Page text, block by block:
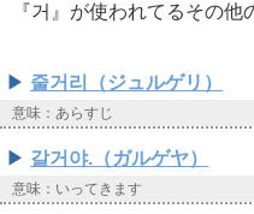
『거』が使われてるその他
줄거리（ジュルゲリ）
意味：あらすじ
갈거야.（ガルゲヤ）
意味：いってきます